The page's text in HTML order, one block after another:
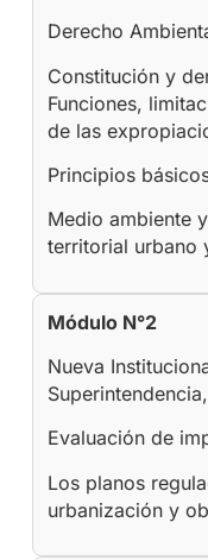
Derecho
Constitución y
Funciones,
de las
Principios
Medio ambiente
territorial urbano
Módulo N°2
Nueva
Evaluación de
Los planos
urbanización y